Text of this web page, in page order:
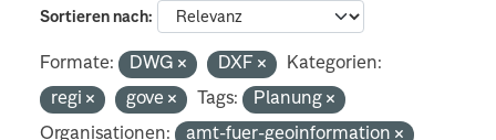
Sortieren nach
Formate: DWG DXF
Kategorien:
regi
gove Tags:
Planung
Organisationen:
amt-fuer-geoinformation